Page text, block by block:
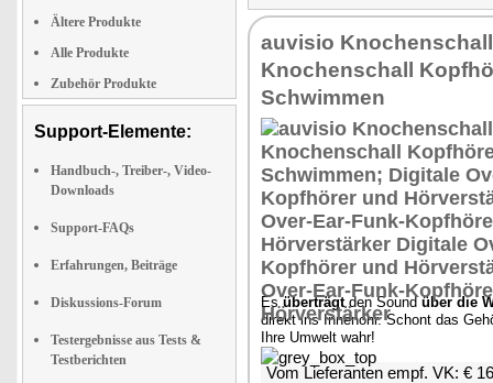
Ältere Produkte
Alle Produkte
Zubehör Produkte
Support-Elemente:
Handbuch-, Treiber-, Video-
Downloads
Support-FAQs
Erfahrungen, Beiträge
Diskussions-Forum
Testergebnisse aus Tests &
Testberichten
auvisio
Knochenschall
Schwimmen
Esüberträgtden Soundüber die
direkt ins Innenohr. Schont das
Ihre Umwelt wahr!
Vom Lieferanten empf. VK: €